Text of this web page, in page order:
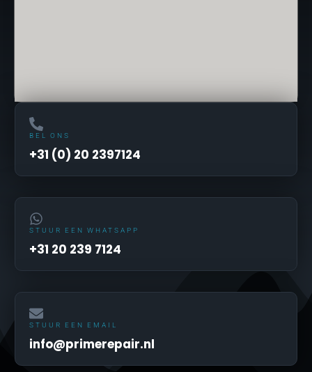
BEL ONS
+31 (0) 20 2397124
STUUR EEN WHATSAPP
+31 20 239 7124
STUUR EEN EMAIL
info@primerepair.nl